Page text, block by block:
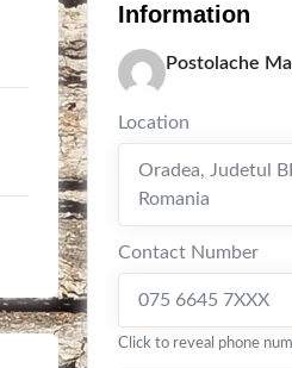
Information
Postolache
Location
Oradea, Judetul
Romania
Contact Number
075 6645 7XXX
Click to reveal phone